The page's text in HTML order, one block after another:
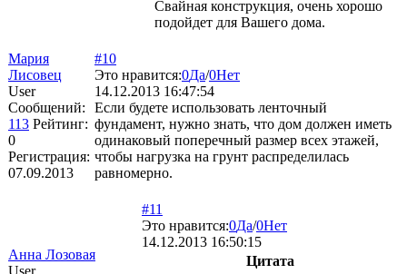
Свайная конструкция, очень хорошо
подойдет для Вашего дома.
Мария
Лисовец
User
Сообщений:
113 Рейтинг:
0
Регистрация:
07.09.2013
#10
Это нравится:0Да/0Нет
14.12.2013 16:47:54
Если будете использовать ленточный
фундамент, нужно знать, что дом должен иметь
одинаковый поперечный размер всех этажей,
чтобы нагрузка на грунт распределилась
равномерно.
Анна Лозовая
User
#11
Это нравится:0Да/0Нет
14.12.2013 16:50:15
Цитата